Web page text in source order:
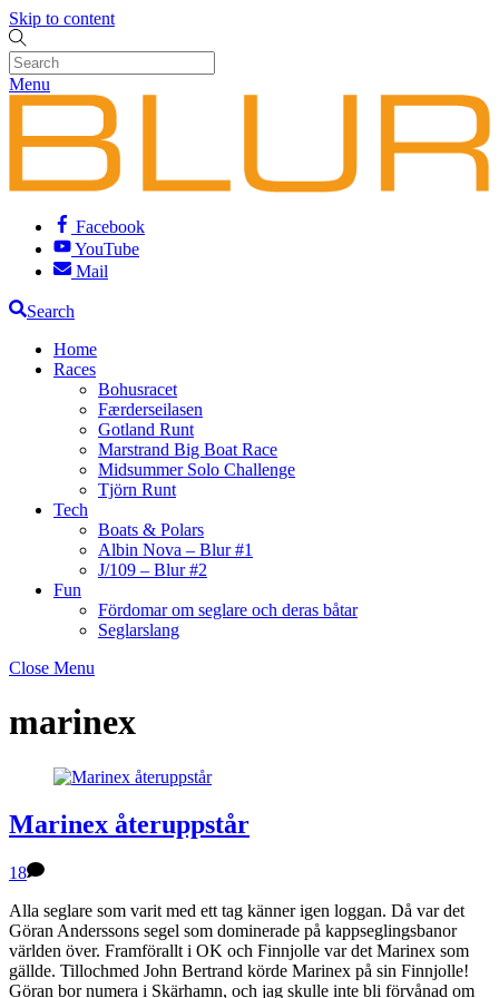
Skip to content
Menu
Facebook
YouTube
Mail
Search
Home
Races
Bohusracet
Færderseilasen
Gotland Runt
Marstrand Big Boat Race
Midsummer Solo Challenge
Tjörn Runt
Tech
Boats & Polars
Albin Nova – Blur #1
J/109 – Blur #2
Fun
Fördomar om seglare och deras båtar
Seglarslang
Close Menu
marinex
Marinex återuppstår
18
Alla seglare som varit med ett tag känner igen loggan. Då var det
Göran Anderssons segel som dominerade på kappseglingsbanor
världen över. Framförallt i OK och Finnjolle var det Marinex som
gällde. Tillochmed John Bertrand körde Marinex på sin Finnjolle!
Göran bor numera i Skärhamn, och jag skulle inte bli förvånad om